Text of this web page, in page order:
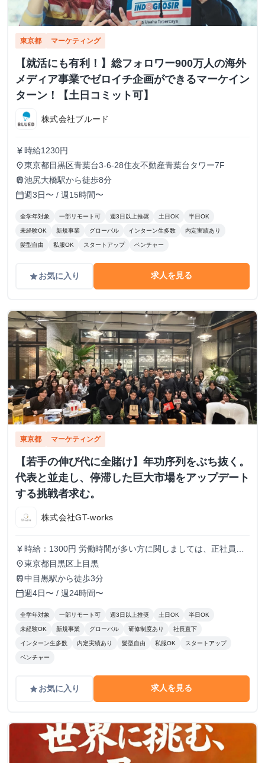
東京都 マーケティング
【就活にも有利！】総フォロワー900万人の海外
メディア事業でゼロイチ企画ができるマーケイン
ターン！【土日コミット可】
株式会社ブルード
currency_yen 時給1230円
place東京都目黒区青葉台3-6-28住友不動産青葉台タワー7F
train池尻大橋駅から徒歩8分
calendar_today週3日〜 / 週15時間〜
全学年対象 一部リモート可 週3日以上推奨 土日OK 半日OK
未経験OK 新規事業 グローバル インターン生多数 内定実績あり
髪型自由 私服OK スタートアップ ベンチャー
gradeお気に入り 求人を見る
東京都 マーケティング
【若手の伸び代に全賭け】年功序列をぶち抜く。
代表と並走し、停滞した巨大市場をアップデート
する挑戦者求む。
株式会社GT-works
currency_yen 時給：1300円 労働時間が多い方に関しましては、正社員と
同様の給与形態とさせていただきます。
place東京都目黒区上目黒
train中目黒駅から徒歩3分
calendar_today週4日〜 / 週24時間〜
全学年対象 一部リモート可 週3日以上推奨 土日OK 半日OK
未経験OK 新規事業 グローバル 研修制度あり 社長直下
インターン生多数 内定実績あり 髪型自由 私服OK スタートアップ
ベンチャー
gradeお気に入り 求人を見る